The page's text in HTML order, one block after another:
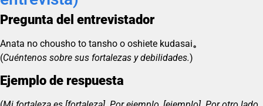
Pregunta del entrevistador
Anata no chousho to tansho o oshiete kudasai。
(Cuéntenos sobre sus fortalezas y debilidades.)
Ejemplo de respuesta